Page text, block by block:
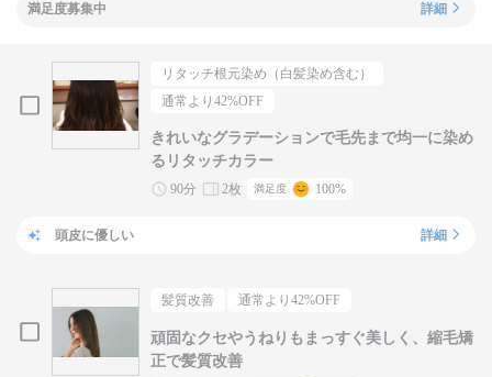
満足度募集中 詳細
リタッチ根元染め（白髪染め含む）
通常より 42%OFF
きれいなグラデーションで毛先まで均一に染め
るリタッチカラー
90分 2枚 満足度 100%
頭皮に優しい 詳細
髪質改善 通常より 42%OFF
頑固なクセやうねりもまっすぐ美しく、縮毛矯
正で髪質改善